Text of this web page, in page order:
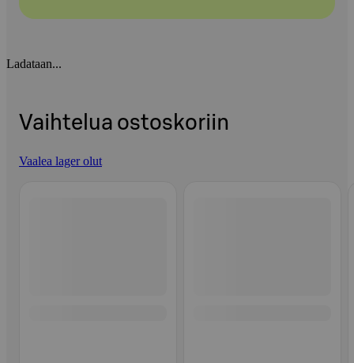
Ladataan...
Vaihtelua ostoskoriin
Vaalea lager olut